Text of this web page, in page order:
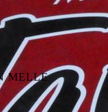
MELLE